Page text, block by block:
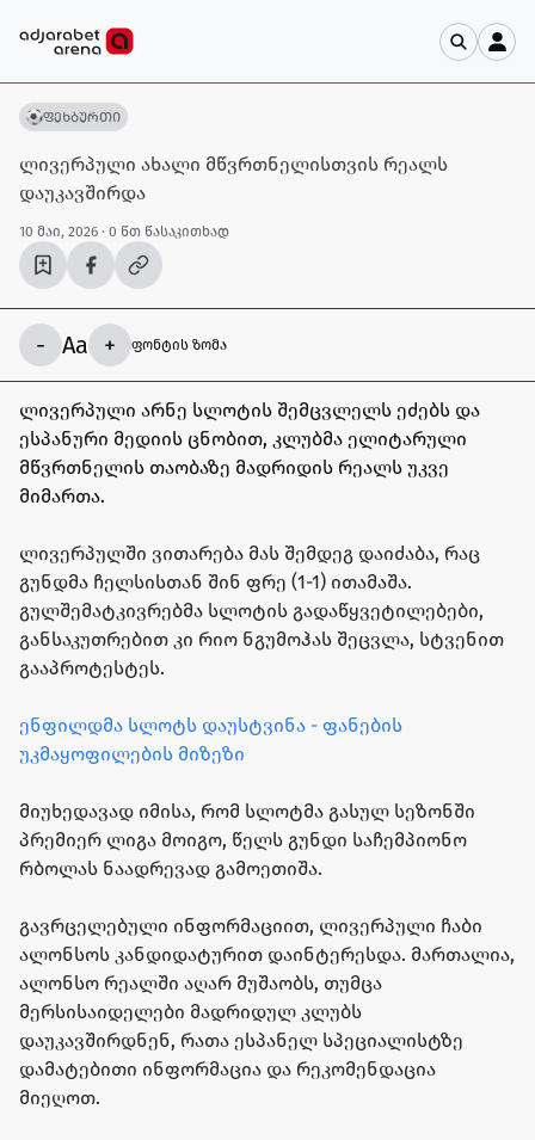
ფეხბურთი
ლივერპული ახალი მწვრთნელისთვის რეალს
დაუკავშირდა
10 მაი, 2026 · 0 წთ წასაკითხად
- Aa + ფონტის ზომა
ლივერპული არნე სლოტის შემცვლელს ეძებს და
ესპანური მედიის ცნობით, კლუბმა ელიტარული
მწვრთნელის თაობაზე მადრიდის რეალს უკვე
მიმართა.
ლივერპულში ვითარება მას შემდეგ დაიძაბა, რაც
გუნდმა ჩელსისთან შინ ფრე (1-1) ითამაშა.
გულშემატკივრებმა სლოტის გადაწყვეტილებები,
განსაკუთრებით კი რიო ნგუმოჰას შეცვლა, სტვენით
გააპროტესტეს.
ენფილდმა სლოტს დაუსტვინა - ფანების
უკმაყოფილების მიზეზი
მიუხედავად იმისა, რომ სლოტმა გასულ სეზონში
პრემიერ ლიგა მოიგო, წელს გუნდი საჩემპიონო
რბოლას ნაადრევად გამოეთიშა.
გავრცელებული ინფორმაციით, ლივერპული ჩაბი
ალონსოს კანდიდატურით დაინტერესდა. მართალია,
ალონსო რეალში აღარ მუშაობს, თუმცა
მერსისაიდელები მადრიდულ კლუბს
დაუკავშირდნენ, რათა ესპანელ სპეციალისტზე
დამატებითი ინფორმაცია და რეკომენდაცია
მიეღოთ.